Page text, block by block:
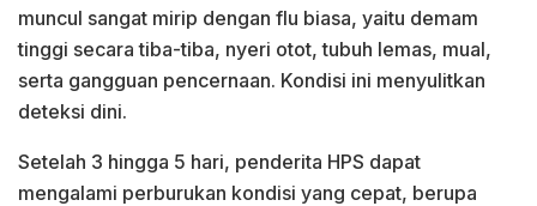
muncul sangat mirip dengan flu biasa, yaitu demam
tinggi secara tiba-tiba, nyeri otot, tubuh lemas, mual,
serta gangguan pencernaan. Kondisi ini menyulitkan
deteksi dini.
Setelah 3 hingga 5 hari, penderita HPS dapat
mengalami perburukan kondisi yang cepat, berupa